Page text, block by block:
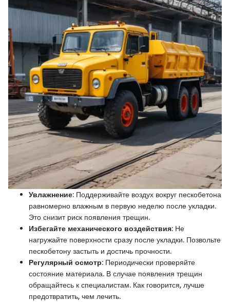
Увлажнение: Поддерживайте воздух вокруг пескобетона
равномерно влажным в первую неделю после укладки.
Это снизит риск появления трещин.
Избегайте механического воздействия: Не
нагружайте поверхности сразу после укладки. Позвольте
пескобетону застыть и достичь прочности.
Регулярный осмотр: Периодически проверяйте
состояние материала. В случае появления трещин
обращайтесь к специалистам. Как говорится, лучше
предотвратить, чем лечить.